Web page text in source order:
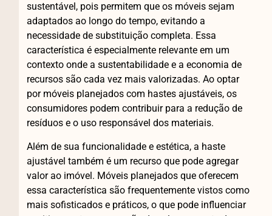
sustentável, pois permitem que os móveis sejam
adaptados ao longo do tempo, evitando a
necessidade de substituição completa. Essa
característica é especialmente relevante em um
contexto onde a sustentabilidade e a economia de
recursos são cada vez mais valorizadas. Ao optar
por móveis planejados com hastes ajustáveis, os
consumidores podem contribuir para a redução de
resíduos e o uso responsável dos materiais.
Além de sua funcionalidade e estética, a haste
ajustável também é um recurso que pode agregar
valor ao imóvel. Móveis planejados que oferecem
essa característica são frequentemente vistos como
mais sofisticados e práticos, o que pode influenciar